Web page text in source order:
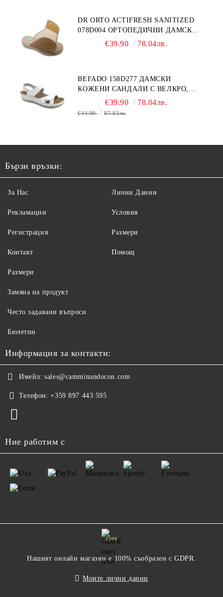
DR ORTO ACTIFRESH SANITIZED
078D004 ОРТОПЕДИЧНИ ДАМСКИ
ЧЕХЛИ ЗА МНОГО ОТЕКЪЛ КРАК,
€39.90 78.04лв.
BEFADO 158D277 ДАМСКИ
КОЖЕНИ САНДАЛИ С ВЕЛКРО,
€39.90 78.04лв.
€44.90 87.82лв.
Бързи връзки:
За Нас
Рекламации
Регистрация
Контакт
Лични Данни
Условия
Размери
Помощ
Размери
Замяна на продукт
Често задавани въпроси
Бюлетин
Информация за контакти:
Имейл: sales@camminandocon.com
Телефон: +359 897 443 595
Ние работим с
GDPR
Нашият онлайн магазин е 100% съобразен с GDPR.
Моите лични данни